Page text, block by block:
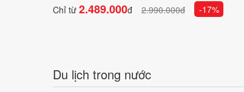
Chỉ từ 2.489.000đ 2.990.000đ -17%
Du lịch trong nước